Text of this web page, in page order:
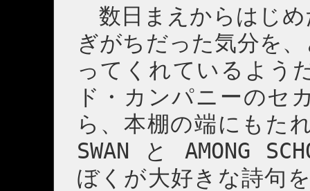
数日まえからはじめ
ぎがちだった気分を
ってくれているよう
ド・カンパニーのセ
ら、本棚の端にもた
SWAN と AMONG
ぼくが大好きな詩句を